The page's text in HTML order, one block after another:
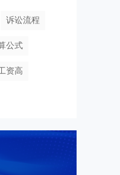
诉讼流程
公式
资高